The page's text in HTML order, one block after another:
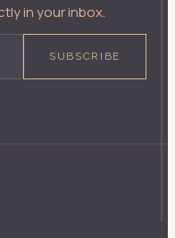
in your inbox.
SUBSCRIBE